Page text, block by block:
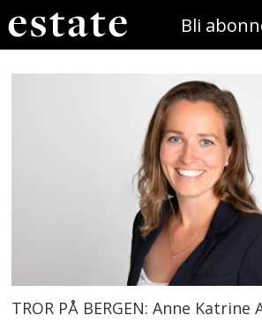
Bli
TROR PÅ BERGEN: Anne